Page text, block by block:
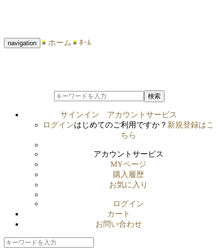
navigation ホーム ﾎｰﾑ
検索
サインイン
アカウントサービス
ログインはじめてのご利用ですか？ 新規登録はこ
ちら
アカウントサービス
MYページ
購入履歴
お気に入り
ログイン
カート
お問い合わせ